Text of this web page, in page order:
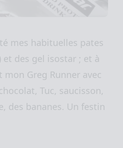
mes habituelles pates
et des gel isostar ; et à
mon Greg Runner avec
Tuc, saucisson,
des bananes. Un festin